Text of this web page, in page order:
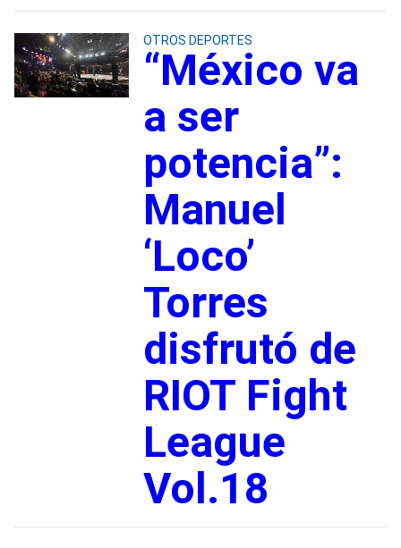
OTROS DEPORTES
“México va
a ser
potencia”:
Manuel
‘Loco’
Torres
disfrutó de
RIOT Fight
League
Vol.18